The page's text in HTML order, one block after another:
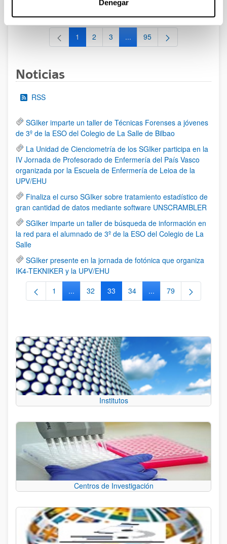
Denegar
al 30/07/2026 (ambos incluídos)
Página
1 Página
2 Página
3 ...Páginas intermedias Use TAB
Página
95
Noticias
RSS
SGIker imparte un taller de Técnicas Forenses a jóvenes
de 3º de la ESO del Colegio de La Salle de Bilbao
La Unidad de Cienciometría de los SGIker participa en la
IV Jornada de Profesorado de Enfermería del País Vasco
organizada por la Escuela de Enfermería de Leioa de la
UPV/EHU
Finaliza el curso SGIker sobre tratamiento estadístico de
gran cantidad de datos mediante software UNSCRAMBLER
SGIker imparte un taller de búsqueda de información en
la red para el alumnado de 3º de la ESO del Colegio de La
Salle
SGIker presente en la jornada de fotónica que organiza
IK4-TEKNIKER y la UPV/EHU
Página
1 ...Páginas intermedias Use TAB para desplazarse.
Página
32 Página
33 Página
34 ...Páginas intermedias
Página
79
Institutos
Centros de Investigación